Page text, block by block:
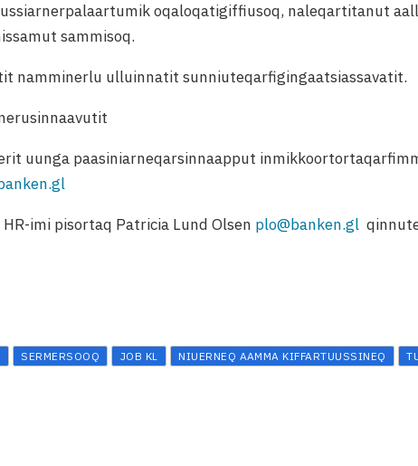
oqaloqatigiffiusoq, naleqartitanut
sammisoq.
namminerlu ulluinnatit sunniuteqarfigingaatsiassavatit.
uunga paasiniarneqarsinnaapput
imi pisortaq Patricia Lund Olsen plo@banken.gl
SERMERSOOQ JOB KL NIUERNEQ AAMMA KIFFARTUUSSINEQ